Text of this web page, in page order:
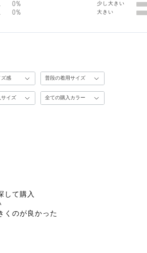
0%
0%
少し大きい
大きい
して購入
くのが良かった